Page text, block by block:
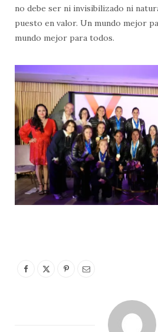
no debe ser ni invisibilizado ni
puesto en valor. Un mundo mejor
mundo mejor para todos.